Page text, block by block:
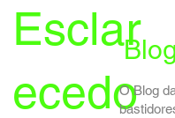
Esclar
ecedoO Blog